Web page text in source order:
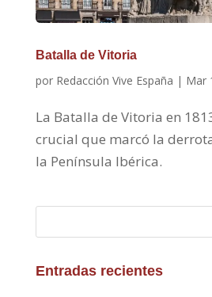
Batalla de Vitoria
por Redacción Vive España | Mar
La Batalla de Vitoria en
crucial que marcó la
la Península Ibérica.
Entradas recientes